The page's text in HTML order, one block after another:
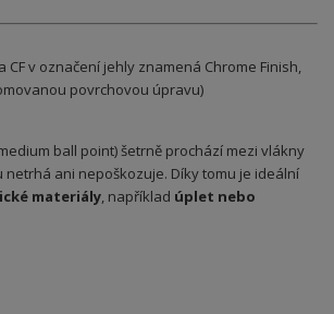
CF v označení jehly znamená Chrome Finish,
povrchovou úpravu)
ball point) šetrně prochází mezi vlákny
netrhá ani nepoškozuje. Díky tomu je ideální
materiály, například úplet nebo